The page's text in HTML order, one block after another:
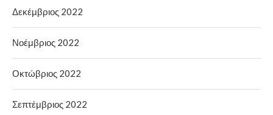
Δεκέμβριος 2022
Νοέμβριος 2022
Οκτώβριος 2022
Σεπτέμβριος 2022